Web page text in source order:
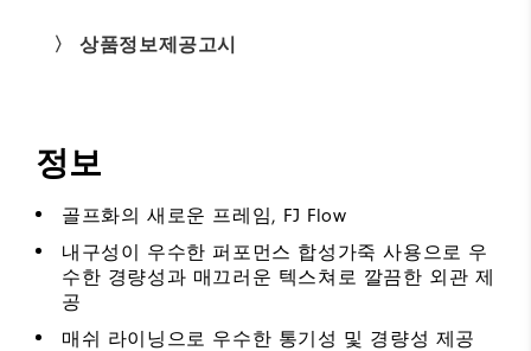
〉 상품정보제공고시
정보
골프화의 새로운 프레임, FJ Flow
내구성이 우수한 퍼포먼스 합성가죽 사용으로 우
수한 경량성과 매끄러운 텍스쳐로 깔끔한 외관 제
공
매쉬 라이닝으로 우수한 통기성 및 경량성 제공